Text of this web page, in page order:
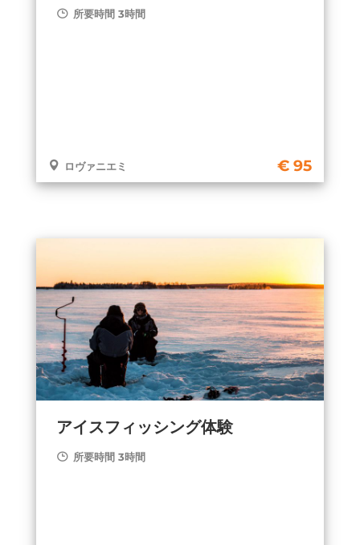
所要時間 3時間
ロヴァニエミ 95
アイスフィッシング体験
所要時間 3時間